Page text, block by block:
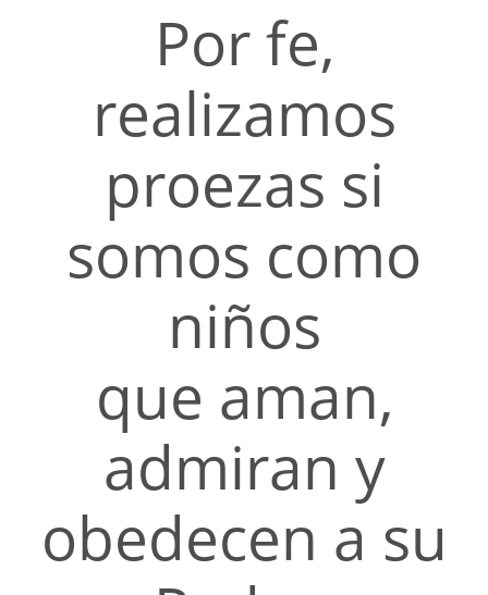
Por fe,
realizamos
proezas si
somos como
niños
que aman,
admiran y
obedecen a su